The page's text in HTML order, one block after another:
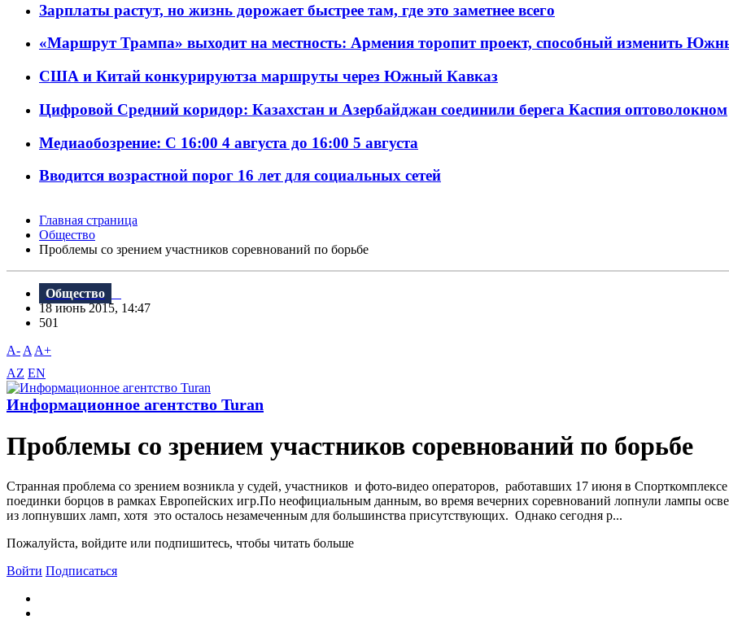
Зарплаты растут, но жизнь дорожает быстрее там, где это заметнее всего
«Маршрут Трампа» выходит на местность: Армения торопит проект, способный изменить
США и Китай конкурируютза маршруты через Южный Кавказ
Цифровой Средний коридор: Казахстан и Азербайджан соединили берега Каспия оптоволокном
Медиаобозрение: С 16:00 4 августа до 16:00 5 августа
Вводится возрастной порог 16 лет для социальных сетей
Главная страница
Общество
Проблемы со зрением участников соревнований по борьбе
Общество
18 июнь 2015, 14:47
501
A- A A+
AZ EN
Информационное агентство Turan
Проблемы со зрением участников соревнований по борьбе
Странная проблема со зрением возникла у судей, участников и фото-видео операторов, работавших 17 июня в
поединки борцов в рамках Европейских игр.По неофициальным данным, во время вечерних соревнований лопнули лампы
из лопнувших ламп, хотя это осталось незамеченным для большинства присутствующих. Однако сегодня р...
Пожалуйста, войдите или подпишитесь, чтобы читать больше
Войти Подписаться